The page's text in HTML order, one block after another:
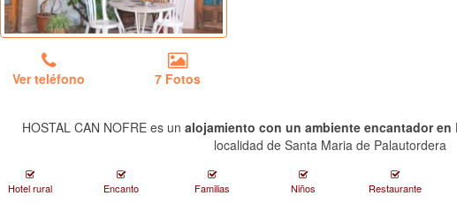
Ver teléfono 7 Fotos
HOSTAL CAN NOFRE es unalojamiento con un ambiente encantador en
localidad de Santa Maria de Palautordera
Hotel rural Encanto Familias Niños Restaurante